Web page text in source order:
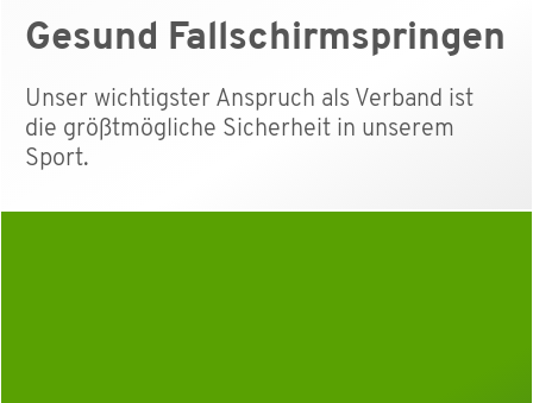
Gesund Fallschirmspringen
Unser wichtigster Anspruch als Verband ist
die größtmögliche Sicherheit in unserem
Sport.